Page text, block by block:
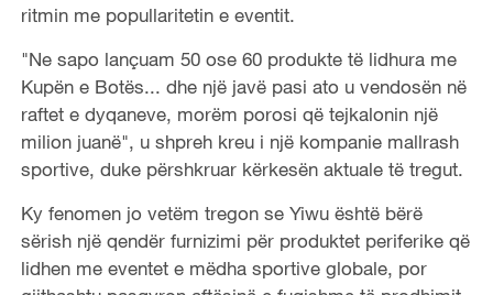
ritmin me popullaritetin e eventit.
"Ne sapo lançuam 50 ose 60 produkte të lidhura me
Kupën e Botës... dhe një javë pasi ato u vendosën në
raftet e dyqaneve, morëm porosi që tejkalonin një
milion juanë", u shpreh kreu i një kompanie mallrash
sportive, duke përshkruar kërkesën aktuale të tregut.
Ky fenomen jo vetëm tregon se Yiwu është bërë
sërish një qendër furnizimi për produktet periferike që
lidhen me eventet e mëdha sportive globale, por